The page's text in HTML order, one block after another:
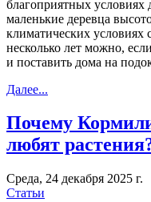
благоприятных условиях
маленькие деревца
климатических условиях
несколько лет можно,
и поставить дома на
Далее...
Почему
любят
Среда, 24 декабря 2025 г.
Статьи